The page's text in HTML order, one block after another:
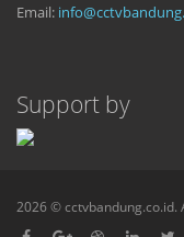
Email:
Support by
2026 © cctvbandung.co.id.